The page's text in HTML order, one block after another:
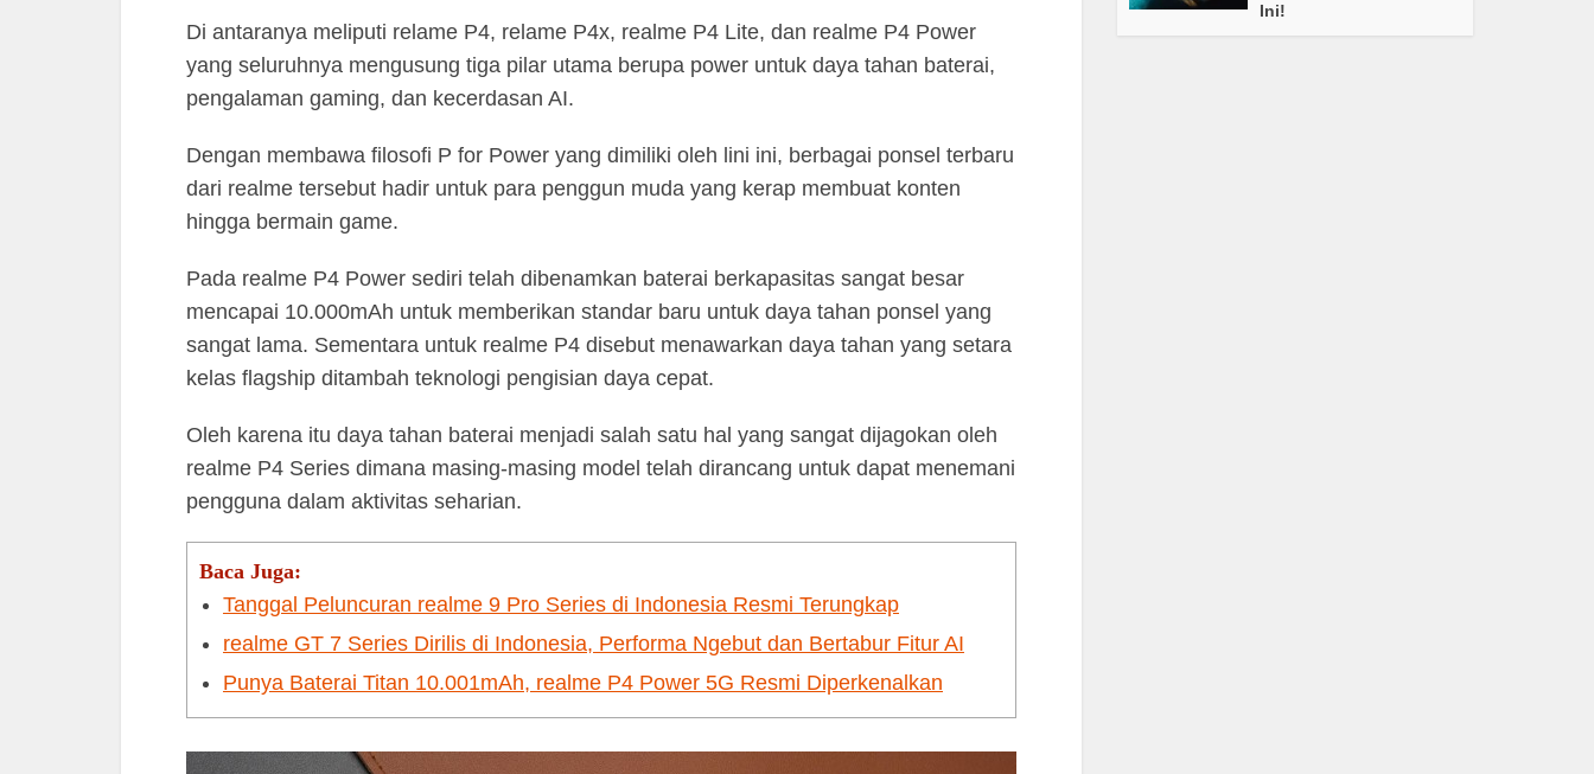
Di antaranya meliputi relame P4, relame P4x, realme P4 Lite, dan realme P4 Power
yang seluruhnya mengusung tiga pilar utama berupa power untuk daya tahan baterai,
pengalaman gaming, dan kecerdasan AI.
Dengan membawa filosofi P for Power yang dimiliki oleh lini ini, berbagai ponsel terbaru
dari realme tersebut hadir untuk para penggun muda yang kerap membuat konten
hingga bermain game.
Pada realme P4 Power sediri telah dibenamkan baterai berkapasitas sangat besar
mencapai 10.000mAh untuk memberikan standar baru untuk daya tahan ponsel yang
sangat lama. Sementara untuk realme P4 disebut menawarkan daya tahan yang setara
kelas flagship ditambah teknologi pengisian daya cepat.
Oleh karena itu daya tahan baterai menjadi salah satu hal yang sangat dijagokan oleh
realme P4 Series dimana masing-masing model telah dirancang untuk dapat menemani
pengguna dalam aktivitas seharian.
Baca Juga:
Tanggal Peluncuran realme 9 Pro Series di Indonesia Resmi Terungkap
realme GT 7 Series Dirilis di Indonesia, Performa Ngebut dan Bertabur Fitur AI
Punya Baterai Titan 10.001mAh, realme P4 Power 5G Resmi Diperkenalkan
Ini!